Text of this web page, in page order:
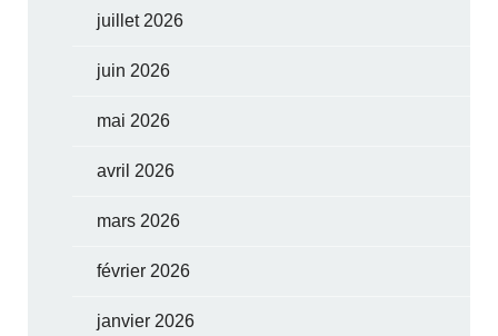
juillet 2026
juin 2026
mai 2026
avril 2026
mars 2026
février 2026
janvier 2026